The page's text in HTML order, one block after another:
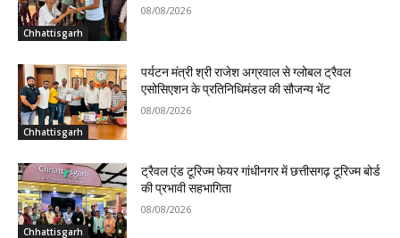
Chhattisgarh
08/08/2026
Chhattisgarh
पर्यटन मंत्री श्री राजेश अग्रवाल से ग्लोबल ट्रैवल
एसोसिएशन के प्रतिनिधिमंडल की सौजन्य भेंट
08/08/2026
Chhattisgarh
ट्रैवल एंड टूरिज्म फेयर गांधीनगर में छत्तीसगढ़ टूरिज्म बोर्ड
की प्रभावी सहभागिता
08/08/2026